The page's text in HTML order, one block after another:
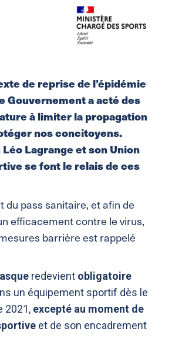
de reprise de l’épidémie
Gouvernement a acté des
à limiter la propagation
nos concitoyens.
Lagrange et son Union
se font le relais de ces
du pass sanitaire, et afin de
efficacement contre le virus,
barrière est rappelé
redevient obligatoire
un équipement sportif dès le
2021, excepté au moment de
et de son encadrement